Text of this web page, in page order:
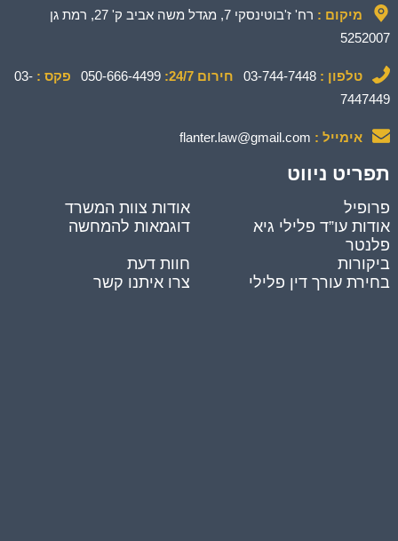
מיקום :
רח' ז'בוטינסקי 7, מגדל משה אביב ק' 27, רמת גן
5252007
טלפון : 03-744-7448 חירום 24/7: 050-666-4499 פקס : 03-
7447449
אימייל : flanter.law@gmail.com
תפריט ניווט
פרופיל
אודות צוות המשרד
אודות עו”ד פלילי גיא
פלנטר
דוגמאות להמחשה
ביקורות
חוות דעת
בחירת עורך דין פלילי
צרו איתנו קשר